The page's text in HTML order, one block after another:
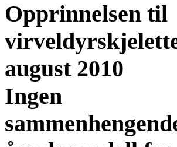
Opprinnelsen til
august 2010
Ingen